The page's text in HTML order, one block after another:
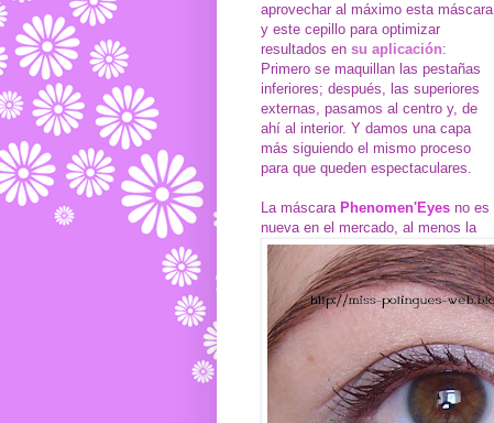
aprovechar al máximo esta máscara
y este cepillo para optimizar
resultados en su aplicación:
Primero se maquillan las pestañas
inferiores; después, las superiores
externas, pasamos al centro y, de
ahí al interior. Y damos una capa
más siguiendo el mismo proceso
para que queden espectaculares.
La máscara Phenomen'Eyes no es
nueva en el mercado, al menos la